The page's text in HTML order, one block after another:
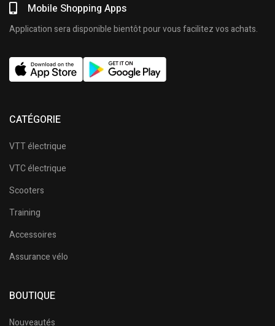
Mobile Shopping Apps
Application sera disponible bientôt pour vous facilitez vos achats.
CATÉGORIE
VTT électrique
VTC électrique
Scooters
Training
Accessoires
Assurance vélo
BOUTIQUE
Nouveautés